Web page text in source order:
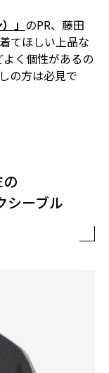
」 のPR、藤田
てほしい上品な
く個性があるの
の方は必見で
シーブル